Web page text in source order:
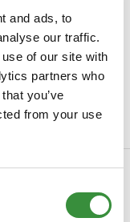
and ads, to
our traffic.
of our site with
partners who
you’ve
from your use
24 hours
naar een origineel